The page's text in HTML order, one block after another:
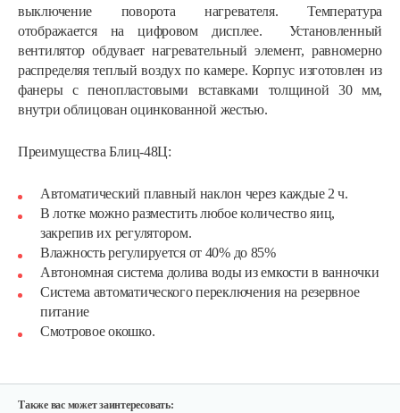
выключение поворота нагревателя. Температура
отображается на цифровом дисплее. Установленный
вентилятор обдувает нагревательный элемент, равномерно
распределяя теплый воздух по камере. Корпус изготовлен из
фанеры с пенопластовыми вставками толщиной 30 мм,
внутри облицован оцинкованной жестью.
Преимущества Блиц-48Ц:
Автоматический плавный наклон через каждые 2 ч.
В лотке можно разместить любое количество яиц,
закрепив их регулятором.
Влажность регулируется от 40% до 85%
Автономная система долива воды из емкости в ванночки
Система автоматического переключения на резервное
питание
Смотровое окошко.
Также вас может заинтересовать:
Инкубатор Несушка № 73г, 104…
305 руб Смотреть
290 руб